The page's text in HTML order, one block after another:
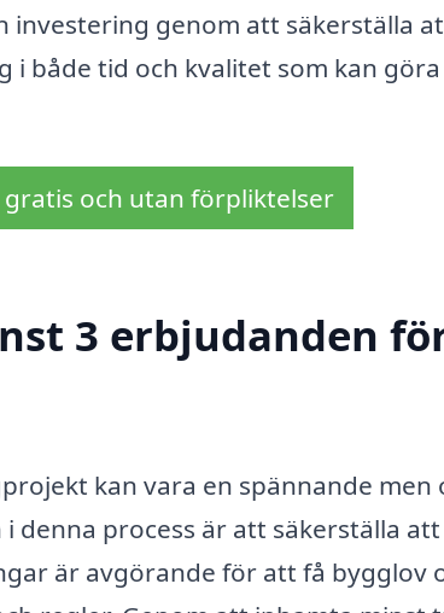
investering genom att säkerställa
i både tid och kvalitet som kan
gratis och utan förpliktelser
3 erbjudanden
kan vara en spännande men
i denna process är att säkerställa
är avgörande för att få bygglov